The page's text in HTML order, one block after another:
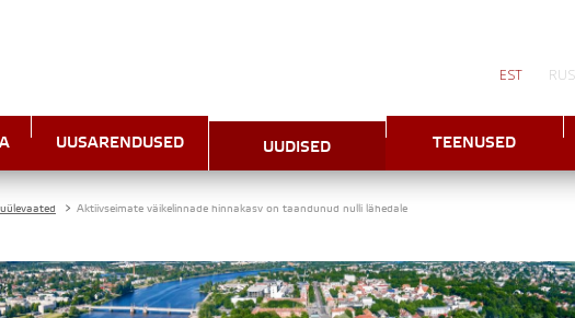
EST RUS
UUSARENDUSED UUDISED TEENUSED
> Aktiivseimate väikelinnade hinnakasv on taandunud nulli lähedale